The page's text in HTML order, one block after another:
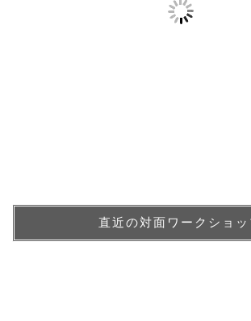
直近の対面ワークショ